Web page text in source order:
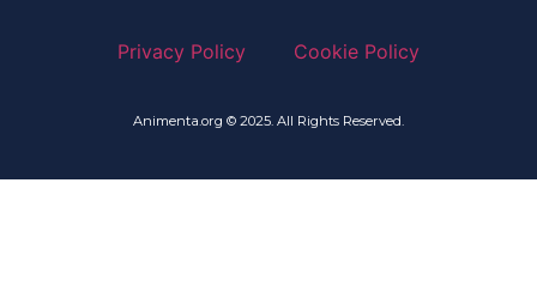
Privacy Policy Cookie Policy
Animenta.org © 2025. All Rights Reserved.